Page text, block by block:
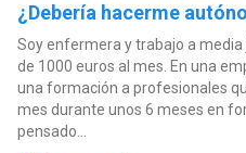
¿Debería hacerme
Soy enfermera y trabajo a
de 1000 euros al mes. En una
una formación a profesionales
mes durante unos 6 meses en
pensado...